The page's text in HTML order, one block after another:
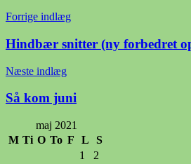
Indlægsnavigation
Forrige indlæg
Hindbær snitter (ny forbedret
Næste indlæg
Så kom juni
maj 2021
M Ti O To F L
S
1
2